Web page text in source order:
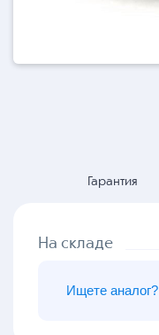
Гарантия
На складе
Ищете аналог?